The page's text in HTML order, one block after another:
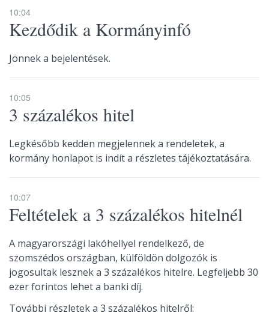
10:04
Kezdődik a Kormányinfó
Jönnek a bejelentések.
10:05
3 százalékos hitel
Legkésőbb kedden megjelennek a rendeletek, a
kormány honlapot is indít a részletes tájékoztatására.
10:07
Feltételek a 3 százalékos hitelnél
A magyarországi lakóhellyel rendelkező, de
szomszédos országban, külföldön dolgozók is
jogosultak lesznek a 3 százalékos hitelre. Legfeljebb 30
ezer forintos lehet a banki díj.
További részletek a 3 százalékos hitelről: